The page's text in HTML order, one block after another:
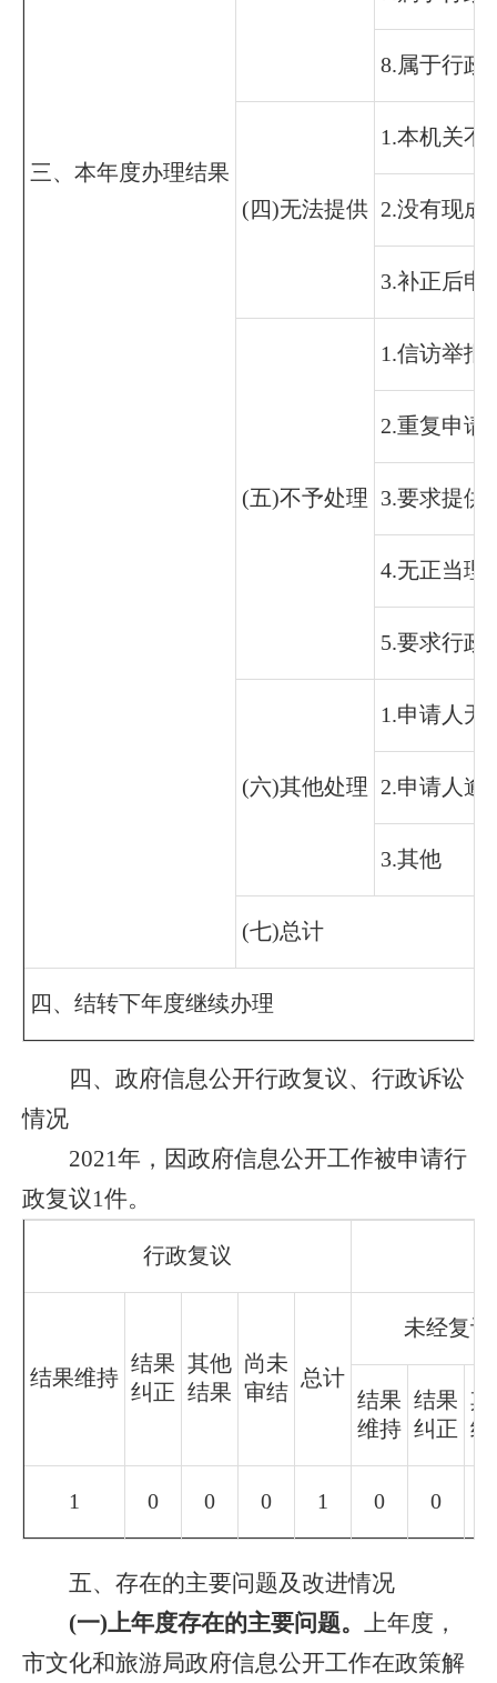
三、本年度办理结果
8.属于行政
(四)无法提供
1.本机关不
2.没有现成
3.补正后申
(五)不予处理
1.信访举报
2.重复申请
3.要求提供
4.无正当理
5.要求行政
(六)其他处理
1.申请人无
2.申请人逾
3.其他
(七)总计
四、结转下年度继续办理
四、政府信息公开行政复议、行政诉讼
情况
2021年，因政府信息公开工作被申请行
政复议1件。
行政复议
结果维持
结果
纠正
其他
结果
尚未
审结
总计
未经复
结果
维持
结果
纠正
其
结
1 0 0 0 1 0 0
五、存在的主要问题及改进情况
(一)上年度存在的主要问题。 上年度，
市文化和旅游局政府信息公开工作在政策解